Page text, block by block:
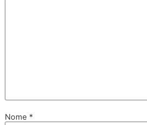
Nome *